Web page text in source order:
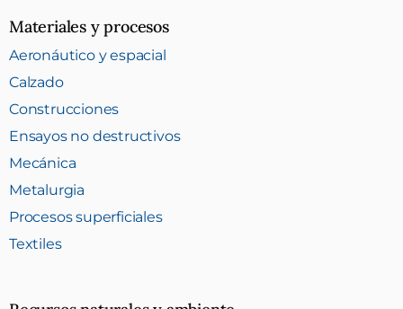
Materiales y procesos
Aeronáutico y espacial
Calzado
Construcciones
Ensayos no destructivos
Mecánica
Metalurgia
Procesos superficiales
Textiles